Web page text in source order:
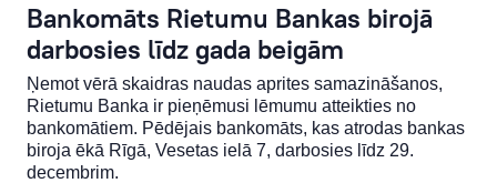
Bankomāts Rietumu Bankas birojā
darbosies līdz gada beigām
Ņemot vērā skaidras naudas aprites samazināšanos,
Rietumu Banka ir pieņēmusi lēmumu atteikties no
bankomātiem. Pēdējais bankomāts, kas atrodas bankas
biroja ēkā Rīgā, Vesetas ielā 7, darbosies līdz 29.
decembrim.